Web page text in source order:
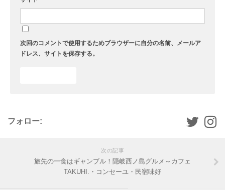
次回のコメントで使用するためブラウザーに自分の名前、メールア
ドレス、サイトを保存する。
フォロー:
次の記事
旅先の一食はギャンブル！隠岐西ノ島グルメ～カフェ
TAKUHI.・コンセーユ・民宿味好